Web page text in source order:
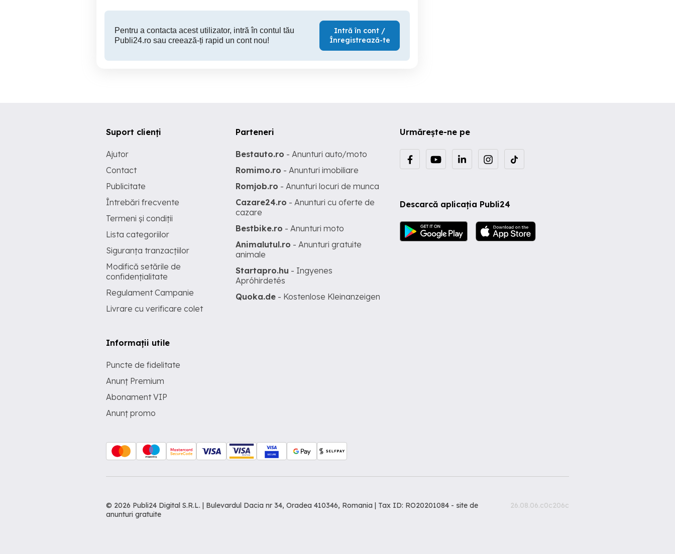
Pentru a contacta acest utilizator, intră în contul tău
Publi24.ro sau creează-ți rapid un cont nou!
Intră în cont /
Înregistrează-te
Urmărește-ne pe
Descarcă aplicația Publi24
Suport clienți
Ajutor
Contact
Publicitate
Întrebări frecvente
Termeni și condiții
Lista categoriilor
Siguranța tranzacțiilor
Modifică setările de
confidențialitate
Regulament Campanie
Livrare cu verificare colet
Informații utile
Puncte de fidelitate
Anunț Premium
Abonament VIP
Anunț promo
Parteneri
Bestauto.ro - Anunturi auto/moto
Romimo.ro - Anunturi imobiliare
Romjob.ro - Anunturi locuri de munca
Cazare24.ro - Anunturi cu oferte de
cazare
Bestbike.ro - Anunturi moto
Animalutul.ro - Anunturi gratuite
animale
Startapro.hu - Ingyenes
Apróhirdetés
Quoka.de - Kostenlose Kleinanzeigen
© 2026 Publi24 Digital S.R.L. | Bulevardul Dacia nr 34, Oradea 410346, Romania | Tax ID: RO20201084 - site de
anunturi gratuite
26.08.06.c0c206c